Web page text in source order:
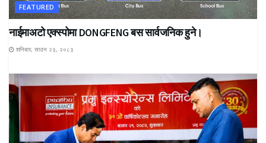
FEATURED
नाईमाअटो एक्स्पोमा DONGFENG बस सार्वजनिक हुने।
शनिबार, साउन २३, २०८३